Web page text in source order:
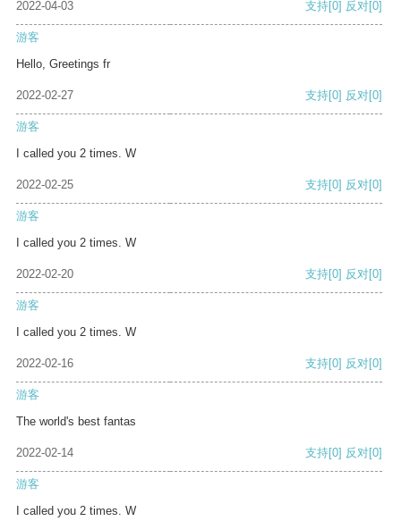
2022-04-03 支持[0] 反对[0]
游客
Hello, Greetings fr
2022-02-27 支持[0] 反对[0]
游客
I called you 2 times. W
2022-02-25 支持[0] 反对[0]
游客
I called you 2 times. W
2022-02-20 支持[0] 反对[0]
游客
I called you 2 times. W
2022-02-16 支持[0] 反对[0]
游客
The world's best fantas
2022-02-14 支持[0] 反对[0]
游客
I called you 2 times. W